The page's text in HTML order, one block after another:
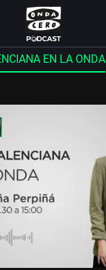
EN LA ONDA